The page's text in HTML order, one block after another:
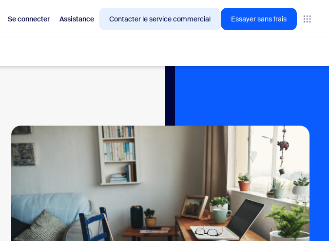
Se connecter Assistance Contacter le service commercial Essayer sans frais
Meetings
Rooms
Canvas
Performance CX